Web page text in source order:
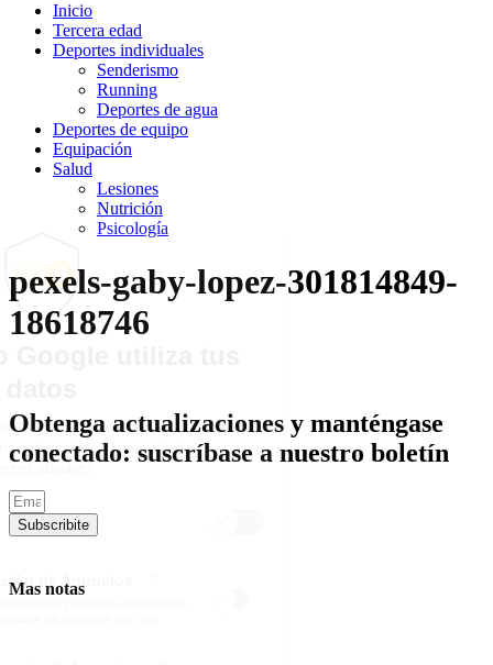
Inicio
Tercera edad
Deportes individuales
Senderismo
Running
Deportes de agua
Deportes de equipo
Equipación
Salud
Lesiones
Nutrición
Psicología
pexels-gaby-lopez-301814849-
18618746
Obtenga actualizaciones y manténgase
conectado: suscríbase a nuestro boletín
Subscribite
Mas notas